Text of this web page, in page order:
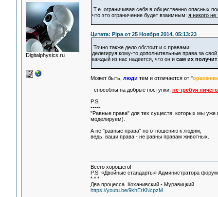
Digitalphysics.ru
Т.е. ограничивая себя в общественно опасных
что это ограничение будет взаимным: я никого не
Цитата: Pipa от 25 Ноября 2014, 05:13:23
Точно также дело обстоит и с правами:
делегируя кому-то дополнительные права за
каждый из нас надеется, что он и сам их получит
Может быть, люди тем и отличается от "
- способны на добрые поступки, не требуя
P.S.
-----
"Равные права" для тех существ, которых мы
моделируем).
А не "равные права" по отношению к людям,
ведь, ваши права - не равны правам животных.
Всего хорошего!
P.S. «Двойные стандарты» Администратора
* * *
Два процесса. Коханивский - Муравицкий
https://youtu.be/9khErKNcpzM